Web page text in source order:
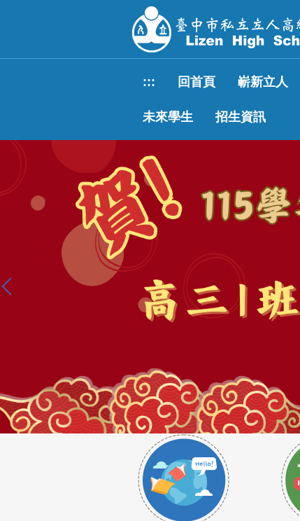
要
::: 回首頁 嶄新立人
未來學生 招生資訊
115學年度大學學測成績表現優異